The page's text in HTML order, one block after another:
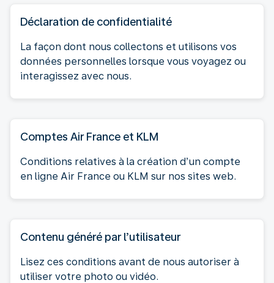
Déclaration de confidentialité
La façon dont nous collectons et utilisons vos
données personnelles lorsque vous voyagez ou
interagissez avec nous.
Comptes Air France et KLM
Conditions relatives à la création d’un compte
en ligne Air France ou KLM sur nos sites web.
Contenu généré par l’utilisateur
Lisez ces conditions avant de nous autoriser à
utiliser votre photo ou vidéo.